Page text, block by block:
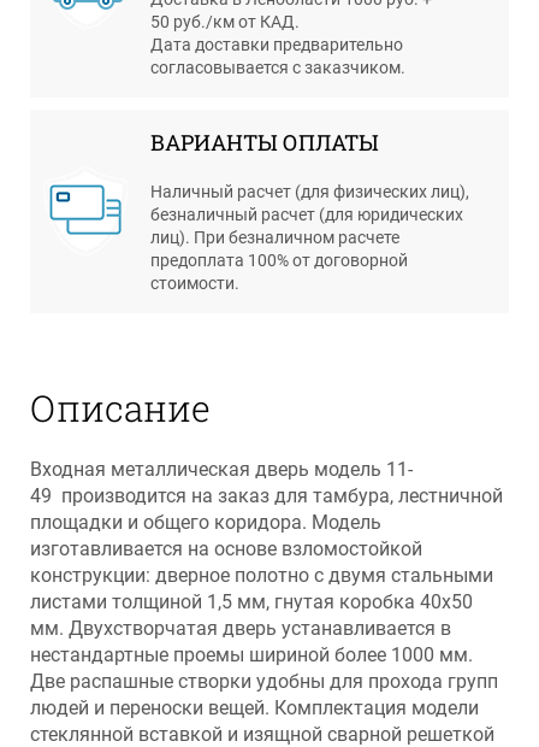
50 руб./км от КАД.
Дата доставки предварительно
согласовывается с заказчиком.
ВАРИАНТЫ ОПЛАТЫ
Наличный расчет (для физических лиц),
безналичный расчет (для юридических
лиц). При безналичном расчете
предоплата 100% от договорной
стоимости.
Описание
Входная металлическая дверь модель 11-
49 производится на заказ для тамбура, лестничной
площадки и общего коридора. Модель
изготавливается на основе взломостойкой
конструкции: дверное полотно с двумя стальными
листами толщиной 1,5 мм, гнутая коробка 40х50
мм. Двухстворчатая дверь устанавливается в
нестандартные проемы шириной более 1000 мм.
Две распашные створки удобны для прохода групп
людей и переноски вещей. Комплектация модели
стеклянной вставкой и изящной сварной решеткой